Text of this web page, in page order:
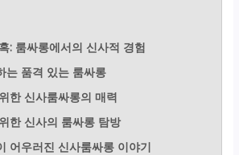
: 룸싸롱에서의 신사적 경험
는 품격 있는 룸싸롱
한 신사룸싸롱의 매력
한 신사의 룸싸롱 탐방
어우러진 신사룸싸롱 이야기